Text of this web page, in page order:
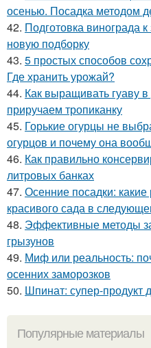
осенью. Посадка методом
42. Подготовка винограда
новую подборку
43. 5 простых способов
Где хранить урожай?
44. Как выращивать гуаву
приручаем тропиканку
45. Горькие огурцы не
огурцов и почему она
46. Как правильно
литровых банках
47. Осенние посадки:
красивого сада в
48. Эффективные методы
грызунов
49. Миф или реальность:
осенних заморозков
50. Шпинат: супер-продукт
Популярные материалы